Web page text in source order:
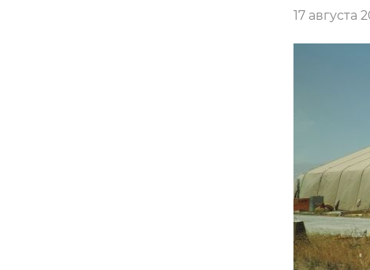
17 августа